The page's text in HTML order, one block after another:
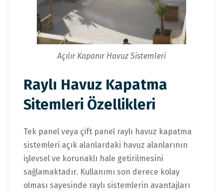
Açılır Kapanır Havuz Sistemleri
Raylı Havuz Kapatma
Sitemleri Özellikleri
Tek panel veya çift panel raylı havuz kapatma
sistemleri açık alanlardaki havuz alanlarının
işlevsel ve korunaklı hale getirilmesini
sağlamaktadır. Kullanımı son derece kolay
olması sayesinde raylı sistemlerin avantajları